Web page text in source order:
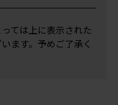
ては上に表示された
ます。予めご了承く